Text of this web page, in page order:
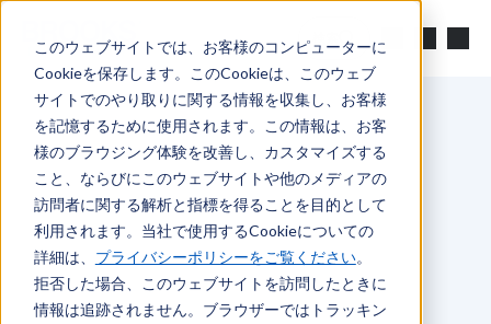
このウェブサイトでは、お客様のコンピューターに
Cookieを保存します。このCookieは、このウェブ
サイトでのやり取りに関する情報を収集し、お客様
を記憶するために使用されます。この情報は、お客
様のブラウジング体験を改善し、カスタマイズする
こと、ならびにこのウェブサイトや他のメディアの
訪問者に関する解析と指標を得ることを目的として
利用されます。当社で使用するCookieについての
詳細は、 プライバシーポリシーをご覧ください。
拒否した場合、このウェブサイトを訪問したときに
情報は追跡されません。ブラウザーではトラッキン
メインコンテンツへスキップ